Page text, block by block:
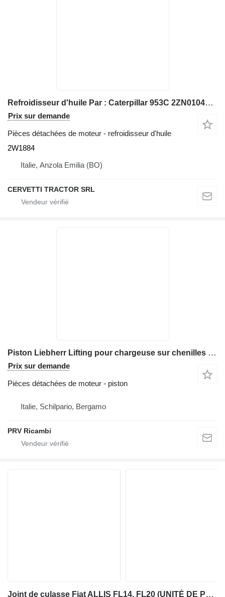
Refroidisseur d'huile Par : Caterpillar 953C 2ZN01046 Radia 2W1884 pour chargeuse sur chenilles Caterpillar 953C 2ZN01046
Prix sur demande
Pièces détachées de moteur - refroidisseur d'huile
2W1884
Italie, Anzola Emilia (BO)
CERVETTI TRACTOR SRL
Piston Liebherr Lifting pour chargeuse sur chenilles Liebherr 632
Prix sur demande
Pièces détachées de moteur - piston
Italie, Schilpario, Bergamo
PRV Ricambi
Joint de culasse Fiat ALLIS FL14, FL20 (UNITÉ DE PUISSANCE) pour chargeuse sur chenilles Fiat ALLIS FL14